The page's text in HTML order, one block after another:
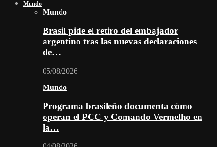
Mundo
Mundo
Brasil pide el retiro del embajador
argentino tras las nuevas declaraciones
de…
05/08/2026
Mundo
Programa brasileño documenta cómo
operan el PCC y Comando Vermelho en
la…